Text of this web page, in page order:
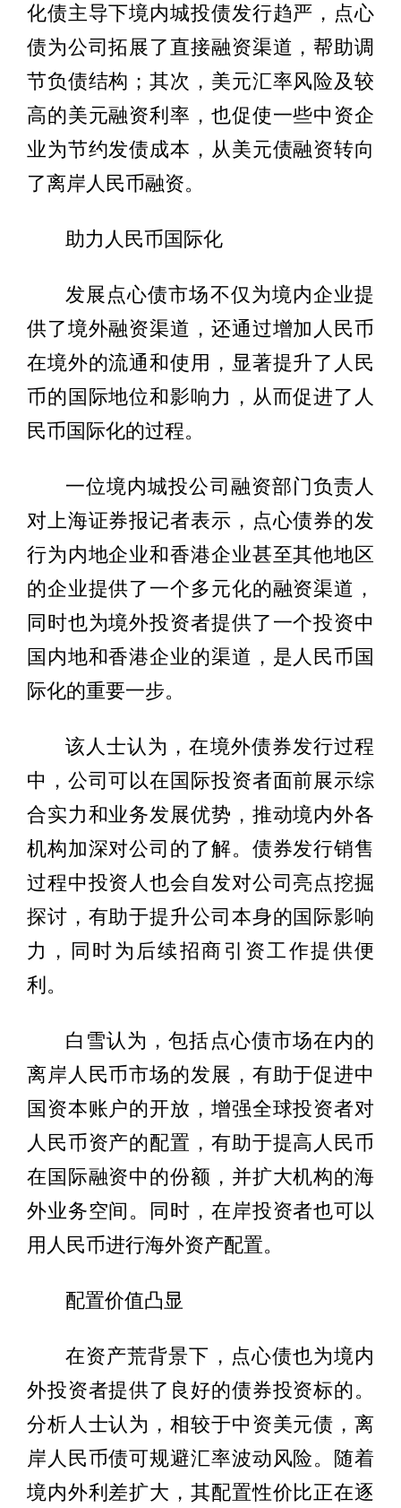
化债主导下境内城投债发行趋严，点心
债为公司拓展了直接融资渠道，帮助调
节负债结构；其次，美元汇率风险及较
高的美元融资利率，也促使一些中资企
业为节约发债成本，从美元债融资转向
了离岸人民币融资。
助力人民币国际化
发展点心债市场不仅为境内企业提
供了境外融资渠道，还通过增加人民币
在境外的流通和使用，显著提升了人民
币的国际地位和影响力，从而促进了人
民币国际化的过程。
一位境内城投公司融资部门负责人
对上海证券报记者表示，点心债券的发
行为内地企业和香港企业甚至其他地区
的企业提供了一个多元化的融资渠道，
同时也为境外投资者提供了一个投资中
国内地和香港企业的渠道，是人民币国
际化的重要一步。
该人士认为，在境外债券发行过程
中，公司可以在国际投资者面前展示综
合实力和业务发展优势，推动境内外各
机构加深对公司的了解。债券发行销售
过程中投资人也会自发对公司亮点挖掘
探讨，有助于提升公司本身的国际影响
力，同时为后续招商引资工作提供便
利。
白雪认为，包括点心债市场在内的
离岸人民币市场的发展，有助于促进中
国资本账户的开放，增强全球投资者对
人民币资产的配置，有助于提高人民币
在国际融资中的份额，并扩大机构的海
外业务空间。同时，在岸投资者也可以
用人民币进行海外资产配置。
配置价值凸显
在资产荒背景下，点心债也为境内
外投资者提供了良好的债券投资标的。
分析人士认为，相较于中资美元债，离
岸人民币债可规避汇率波动风险。随着
境内外利差扩大，其配置性价比正在逐